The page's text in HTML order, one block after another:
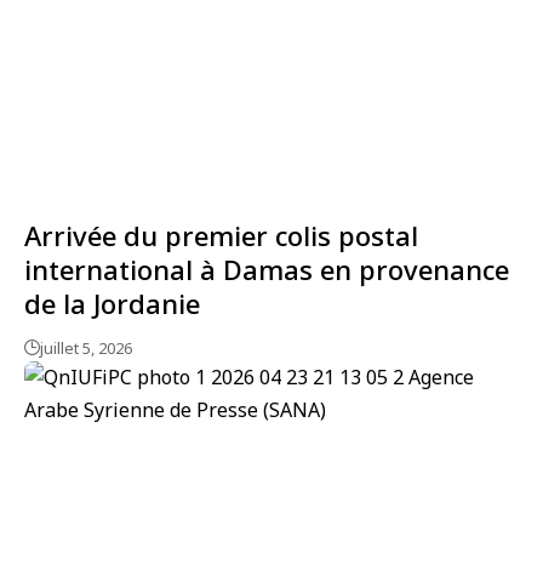
Arrivée du premier colis postal
international à Damas en provenance
de la Jordanie
juillet 5, 2026